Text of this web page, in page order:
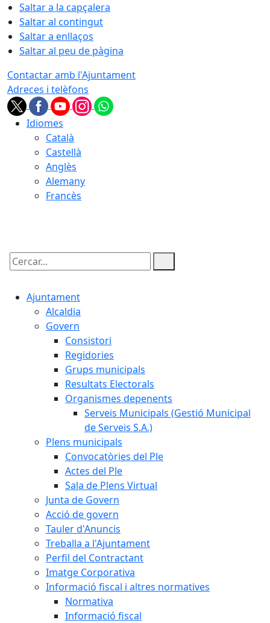
Saltar a la capçalera
Saltar al contingut
Saltar a enllaços
Saltar al peu de pàgina
Contactar amb l'Ajuntament
Adreces i telèfons
Idiomes
Català
Castellà
Anglès
Alemany
Francès
Cercar:
Ajuntament
Alcaldia
Govern
Consistori
Regidories
Grups municipals
Resultats Electorals
Organismes depenents
Serveis Municipals (Gestió Municipal
de Serveis S.A.)
Plens municipals
Convocatòries del Ple
Actes del Ple
Sala de Plens Virtual
Junta de Govern
Acció de govern
Tauler d'Anuncis
Treballa a l'Ajuntament
Perfil del Contractant
Imatge Corporativa
Informació fiscal i altres normatives
Normativa
Informació fiscal